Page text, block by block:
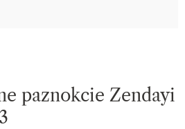
paznokcie Zendayi